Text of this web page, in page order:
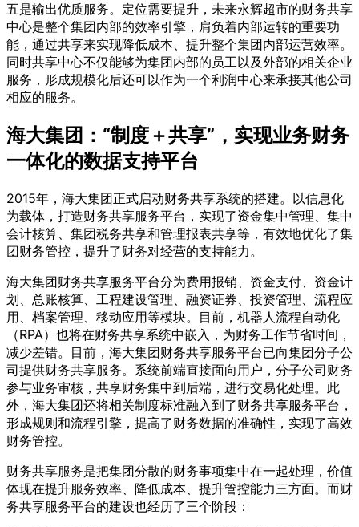
五是输出优质服务。定位需要提升，未来永辉超市的财务共享
中心是整个集团内部的效率引擎，肩负着内部运转的重要功
能，通过共享来实现降低成本、提升整个集团内部运营效率。
同时共享中心不仅能够为集团内部的员工以及外部的相关企业
服务，形成规模化后还可以作为一个利润中心来承接其他公司
相应的服务。
海大集团：“制度＋共享”，实现业务财务
一体化的数据支持平台
2015年，海大集团正式启动财务共享系统的搭建。以信息化
为载体，打造财务共享服务平台，实现了资金集中管理、集中
会计核算、集团税务共享和管理报表共享等，有效地优化了集
团财务管控，提升了财务对经营的支持能力。
海大集团财务共享服务平台分为费用报销、资金支付、资金计
划、总账核算、工程建设管理、融资证券、投资管理、流程应
用、档案管理、移动应用等模块。目前，机器人流程自动化
（RPA）也将在财务共享系统中嵌入，为财务工作节省时间，
减少差错。目前，海大集团财务共享服务平台已向集团分子公
司提供财务共享服务。系统前端直接面向用户，分子公司财务
参与业务审核，共享财务集中到后端，进行交易化处理。此
外，海大集团还将相关制度标准融入到了财务共享服务平台，
形成规则和流程引擎，提高了财务数据的准确性，实现了高效
财务管控。
财务共享服务是把集团分散的财务事项集中在一起处理，价值
体现在提升服务效率、降低成本、提升管控能力三方面。而财
务共享服务平台的建设也经历了三个阶段：